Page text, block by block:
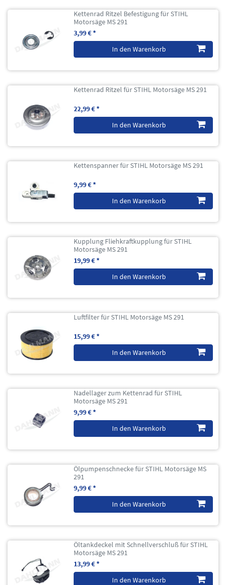
Kettenrad Ritzel Befestigung für STIHL
Motorsäge MS 291
3,99 € *
In den Warenkorb
Kettenrad Ritzel für STIHL Motorsäge MS 291
22,99 € *
In den Warenkorb
Kettenspanner für STIHL Motorsäge MS 291
9,99 € *
In den Warenkorb
Kupplung Fliehkraftkupplung für STIHL
Motorsäge MS 291
19,99 € *
In den Warenkorb
Luftfilter für STIHL Motorsäge MS 291
15,99 € *
In den Warenkorb
Nadellager zum Kettenrad für STIHL
Motorsäge MS 291
9,99 € *
In den Warenkorb
Ölpumpenschnecke für STIHL Motorsäge MS
291
9,99 € *
In den Warenkorb
Öltankdeckel mit Schnellverschluß für STIHL
Motorsäge MS 291
13,99 € *
In den Warenkorb